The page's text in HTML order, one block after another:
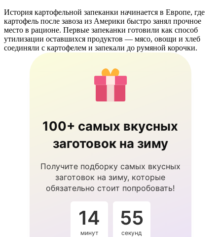
История картофельной запеканки начинается в Европе, где
картофель после завоза из Америки быстро занял прочное
место в рационе. Первые запеканки готовили как способ
утилизации оставшихся продуктов — мясо, овощи и хлеб
соединяли с картофелем и запекали до румяной корочки.
100+ самых вкусных
заготовок на зиму
Получите подборку самых вкусных
заготовок на зиму, которые
обязательно стоит попробовать!
14
минут
54
секунды